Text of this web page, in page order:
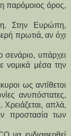
παρόμοιος όρος,
Στην Ευρώπη,
πρωτιά, αν όχι
σενάριο, υπάρχει
νομικά μέσα την
ως αντίθετοι
ανυπόστατες,
Χρειάζεται, απλά,
προστασία των